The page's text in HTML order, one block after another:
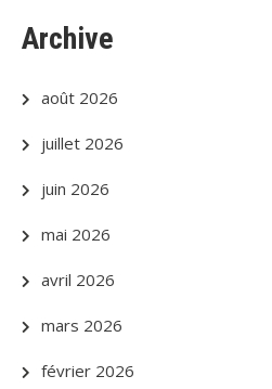
Archive
août 2026
juillet 2026
juin 2026
mai 2026
avril 2026
mars 2026
février 2026